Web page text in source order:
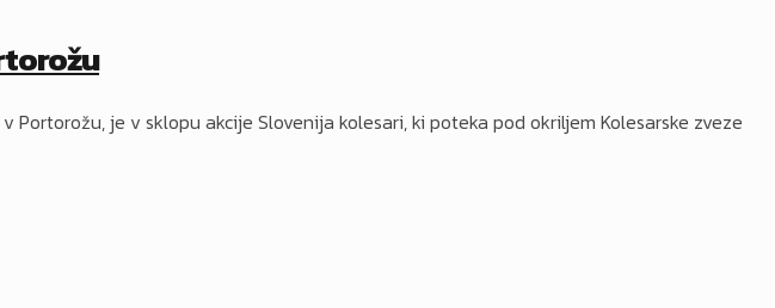
Portorožu, je v sklopu akcije Slovenija kolesari, ki poteka pod okriljem Kolesarske zveze